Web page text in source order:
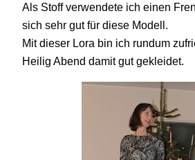
Als Stoff verwendete ich einen
sich sehr gut für diese Modell.
Mit dieser Lora bin ich rundum
Heilig Abend damit gut gekleidet.